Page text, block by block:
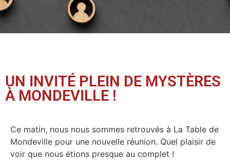
UN INVITÉ PLEIN DE MYSTÈRES
À MONDEVILLE !
Ce matin, nous nous sommes retrouvés à La Table de
Mondeville pour une nouvelle réunion. Quel plaisir de
voir que nous étions presque au complet !